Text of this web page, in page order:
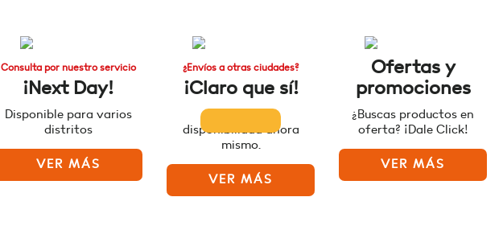
Consulta por nuestro servicio
¡Next Day!
Disponible para varios
distritos
VER MÁS
¿Envíos a otras ciudades?
¡Claro que sí!
disponibilidad ahora
mismo.
VER MÁS
Ofertas y
promociones
¿Buscas productos en
oferta? ¡Dale Click!
VER MÁS